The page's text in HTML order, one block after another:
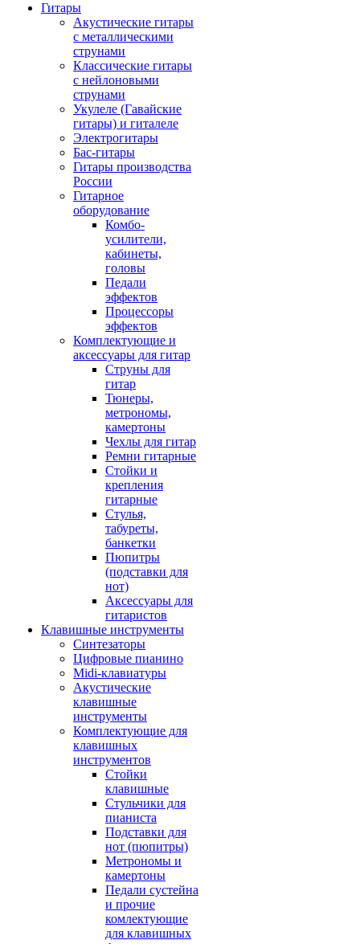
Гитары
Акустические гитары
с металлическими
струнами
Классические гитары
с нейлоновыми
струнами
Укулеле (Гавайские
гитары) и гиталеле
Электрогитары
Бас-гитары
Гитары производства
России
Гитарное
оборудование
Комбо-
усилители,
кабинеты,
головы
Педали
эффектов
Процессоры
эффектов
Комплектующие и
аксессуары для гитар
Струны для
гитар
Тюнеры,
метрономы,
камертоны
Чехлы для гитар
Ремни гитарные
Стойки и
крепления
гитарные
Стулья,
табуреты,
банкетки
Пюпитры
(подставки для
нот)
Аксессуары для
гитаристов
Клавишные инструменты
Синтезаторы
Цифровые пианино
Midi-клавиатуры
Акустические
клавишные
инструменты
Комплектующие для
клавишных
инструментов
Стойки
клавишные
Стульчики для
пианиста
Подставки для
нот (пюпитры)
Метрономы и
камертоны
Педали сустейна
и прочие
комлектующие
для клавишных